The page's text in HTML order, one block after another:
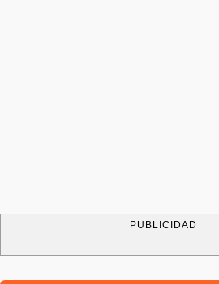
PUBLICIDAD